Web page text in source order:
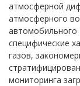
атмосферной
атмосферного
автомобильного
специфические
газов,
мониторинга